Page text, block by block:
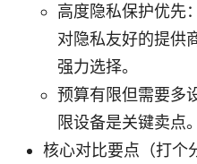
高度隐私保护优先
对隐私友好的提供
强力选择。
预算有限但需要多
限设备是关键卖点。
核心对比要点（打个